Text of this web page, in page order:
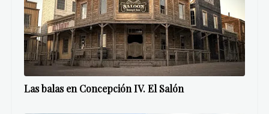
Las balas en Concepción IV. El Salón